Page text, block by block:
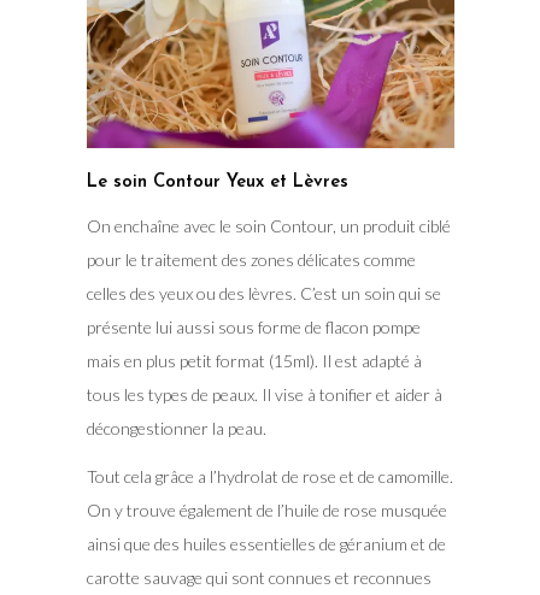
Le soin Contour Yeux et Lèvres
On enchaîne avec le soin Contour, un produit ciblé
pour le traitement des zones délicates comme
celles des yeux ou des lèvres. C’est un soin qui se
présente lui aussi sous forme de flacon pompe
mais en plus petit format (15ml). Il est adapté à
tous les types de peaux. Il vise à tonifier et aider à
décongestionner la peau.
Tout cela grâce a l’hydrolat de rose et de camomille.
On y trouve également de l’huile de rose musquée
ainsi que des huiles essentielles de géranium et de
carotte sauvage qui sont connues et reconnues